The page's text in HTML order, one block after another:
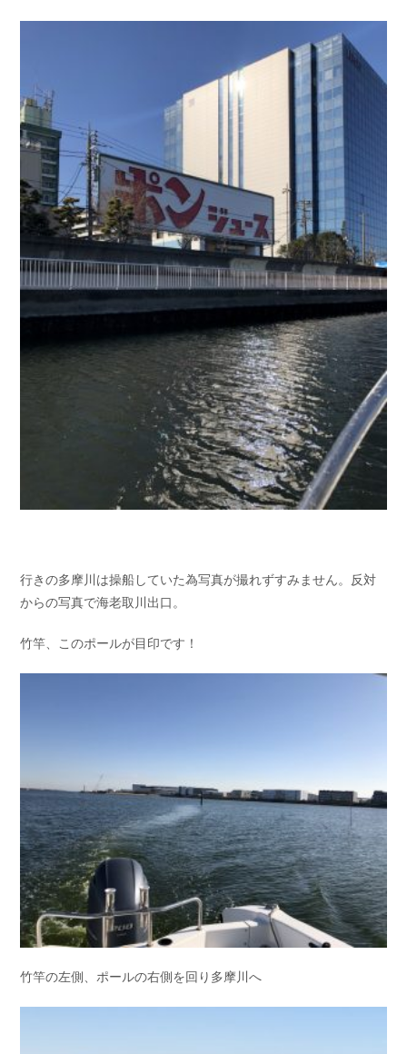
行きの多摩川は操船していた為写真が撮れずすみません。反対
からの写真で海老取川出口。
竹竿、このポールが目印です！
竹竿の左側、ポールの右側を回り多摩川へ